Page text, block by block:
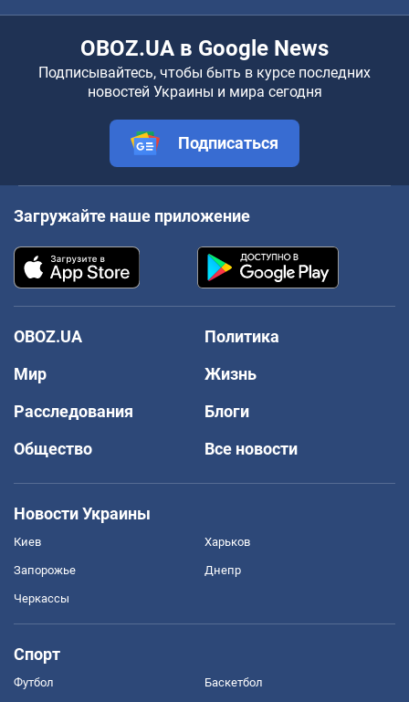
OBOZ.UA в Google News
Подписывайтесь, чтобы быть в курсе последних
новостей Украины и мира сегодня
Подписаться
Загружайте наше приложение
OBOZ.UA
Политика
Мир
Жизнь
Расследования
Блоги
Общество
Все новости
Новости Украины
Киев Харьков
Запорожье Днепр
Черкассы
Спорт
Футбол Баскетбол